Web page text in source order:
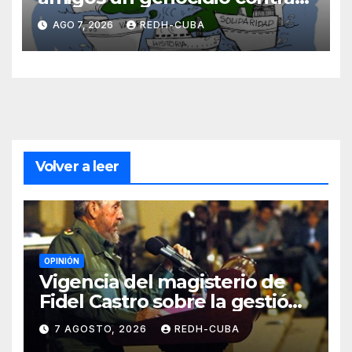
Cuba? Por Hedelberto López
Blanch
AGO 7, 2026 REDH-CUBA
Volver a leer
OPINIÓN
Vigencia del magisterio de
Fidel Castro sobre la gestión
del liderazgo revolucionario.
Por Jorge Luís Guach Estévez
7 AGOSTO, 2026 REDH-CUBA